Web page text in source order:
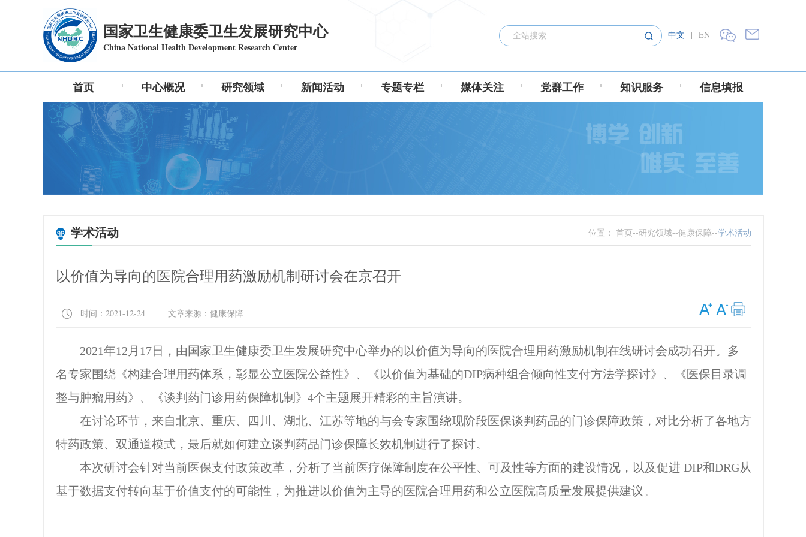
国家卫生健康委卫生发展研究中心
China National Health Development Research Center
中文 | EN
首页 中心概况 研究领域 新闻活动 专题专栏 媒体关注 党群工作 知识服务 信息填报
位置： 首页--研究领域--健康保障--学术活动
学术活动
以价值为导向的医院合理用药激励机制研讨会在京召开
时间：2021-12-24 文章来源：健康保障
2021年12月17日，由国家卫生健康委卫生发展研究中心举办的以价值为导向的医院合理用药激励机制在线研讨会成功召开。多
名专家围绕《构建合理用药体系，彰显公立医院公益性》、《以价值为基础的DIP病种组合倾向性支付方法学探讨》、《医保目录调
整与肿瘤用药》、《谈判药门诊用药保障机制》4个主题展开精彩的主旨演讲。
在讨论环节，来自北京、重庆、四川、湖北、江苏等地的与会专家围绕现阶段医保谈判药品的门诊保障政策，对比分析了各地方
特药政策、双通道模式，最后就如何建立谈判药品门诊保障长效机制进行了探讨。
本次研讨会针对当前医保支付政策改革，分析了当前医疗保障制度在公平性、可及性等方面的建设情况，以及促进DIP和DRG从
基于数据支付转向基于价值支付的可能性，为推进以价值为主导的医院合理用药和公立医院高质量发展提供建议。